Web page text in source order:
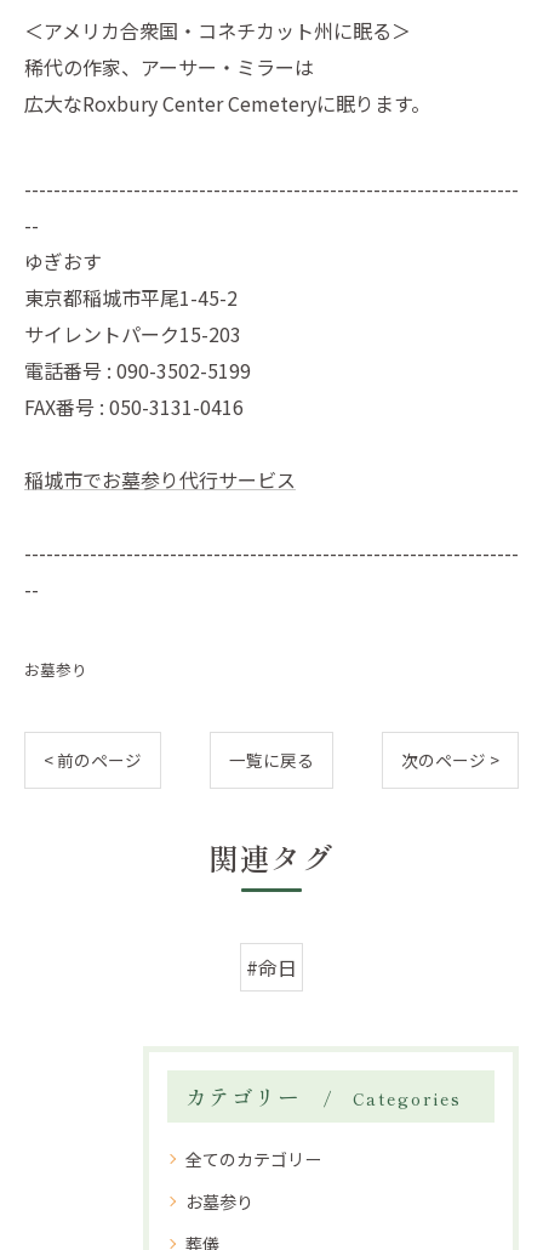
＜アメリカ合衆国・コネチカット州に眠る＞
稀代の作家、アーサー・ミラーは
広大なRoxbury Center Cemeteryに眠ります。
--------------------------------------------------------------------
--
ゆぎおす
東京都稲城市平尾1-45-2
サイレントパーク15-203
電話番号 : 090-3502-5199
FAX番号 : 050-3131-0416
稲城市でお墓参り代行サービス
--------------------------------------------------------------------
--
お墓参り
< 前のページ 一覧に戻る 次のページ >
関連タグ
#命日
カテゴリー Categories
全てのカテゴリー
お墓参り
葬儀